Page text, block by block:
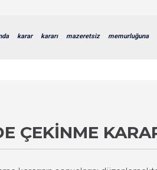
karar kararı mazeretsiz memurluğuna
ÇEKINME